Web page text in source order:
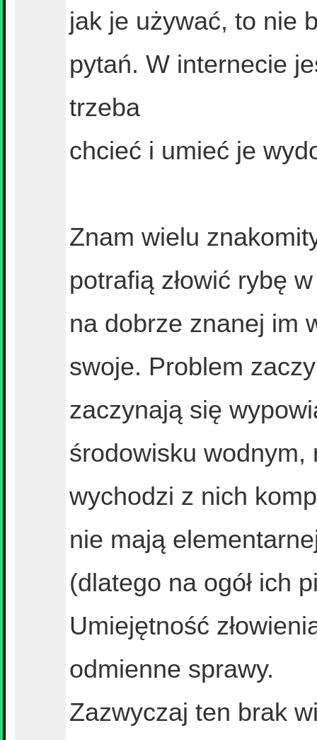
jak je używać, to nie
pytań. W internecie
trzeba
chcieć i umieć je
Znam wielu
potrafią złowić rybę
na dobrze znanej im
swoje. Problem
zaczynają się
środowisku
wychodzi z nich
nie mają
(dlatego na ogół ich
Umiejętność
odmienne sprawy.
Zazwyczaj ten brak